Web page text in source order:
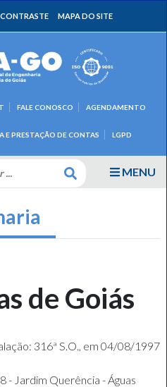
MAPA DO SITE
E PRESTAÇÃO DE CONTAS LGPD
FALE CONOSCO AGENDAMENTO
MENU
de Goiás
316ª S.O., em 04/08/1997
- Jardim Querência - Águas